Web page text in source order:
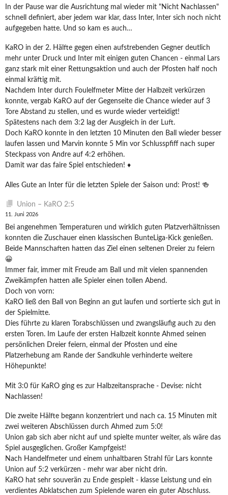
In der Pause war die Ausrichtung mal wieder mit "Nicht Nachlassen"
schnell definiert, aber jedem war klar, dass Inter, Inter sich noch nicht
aufgegeben hatte. Und so kam es auch…
KaRO in der 2. Hälfte gegen einen aufstrebenden Gegner deutlich
mehr unter Druck und Inter mit einigen guten Chancen - einmal Lars
ganz stark mit einer Rettungsaktion und auch der Pfosten half noch
einmal kräftig mit.
Nachdem Inter durch Foulelfmeter Mitte der Halbzeit verkürzen
konnte, vergab KaRO auf der Gegenseite die Chance wieder auf 3
Tore Abstand zu stellen, und es wurde wieder verteidigt!
Spätestens nach dem 3:2 lag der Ausgleich in der Luft.
Doch KaRO konnte in den letzten 10 Minuten den Ball wieder besser
laufen lassen und Marvin konnte 5 Min vor Schlusspfiff nach super
Steckpass von Andre auf 4:2 erhöhen.
Damit war das faire Spiel entschieden! ♦️
Alles Gute an Inter für die letzten Spiele der Saison und: Prost! 🍻
Union – KaRO 2:5
11. Juni 2026
Bei angenehmen Temperaturen und wirklich guten Platzverhältnissen
konnten die Zuschauer einen klassischen BunteLiga-Kick genießen.
Beide Mannschaften hatten das Ziel einen seltenen Dreier zu feiern
😀
Immer fair, immer mit Freude am Ball und mit vielen spannenden
Zweikämpfen hatten alle Spieler einen tollen Abend.
Doch von vorn:
KaRO ließ den Ball von Beginn an gut laufen und sortierte sich gut in
der Spielmitte.
Dies führte zu klaren Torabschlüssen und zwangsläufig auch zu den
ersten Toren. Im Laufe der ersten Halbzeit konnte Ahmed seinen
persönlichen Dreier feiern, einmal der Pfosten und eine
Platzerhebung am Rande der Sandkuhle verhinderte weitere
Höhepunkte!
Mit 3:0 für KaRO ging es zur Halbzeitansprache - Devise: nicht
Nachlassen!
Die zweite Hälfte begann konzentriert und nach ca. 15 Minuten mit
zwei weiteren Abschlüssen durch Ahmed zum 5:0!
Union gab sich aber nicht auf und spielte munter weiter, als wäre das
Spiel ausgeglichen. Großer Kampfgeist!
Nach Handelfmeter und einem unhaltbaren Strahl für Lars konnte
Union auf 5:2 verkürzen - mehr war aber nicht drin.
KaRO hat sehr souverän zu Ende gespielt - klasse Leistung und ein
verdientes Abklatschen zum Spielende waren ein guter Abschluss.